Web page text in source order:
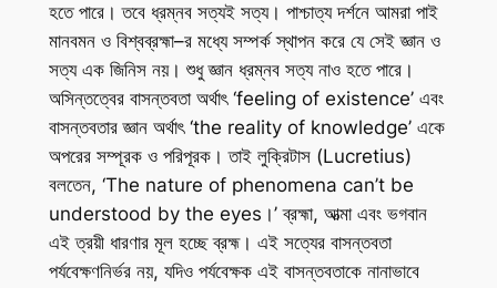
হতে পারে। তবে ধ্রম্নব সত্যই সত্য। পাশ্চাত্য দর্শনে আমরা পাই
মানবমন ও বিশ্বব্রহ্মা–র মধ্যে সম্পর্ক স্থাপন করে যে সেই জ্ঞান ও
সত্য এক জিনিস নয়। শুধু জ্ঞান ধ্রম্নব সত্য নাও হতে পারে।
অসিন্তত্বের বাসন্তবতা অর্থাৎ ‘feeling of existence’ এবং
বাসন্তবতার জ্ঞান অর্থাৎ ‘the reality of knowledge’ একে
অপরের সম্পূরক ও পরিপূরক। তাই লুক্রিটাস (Lucretius)
বলতেন, ‘The nature of phenomena can’t be
understood by the eyes।’ ব্রহ্মা, আত্মা এবং ভগবান
এই ত্রয়ী ধারণার মূল হচ্ছে ব্রহ্ম। এই সত্যের বাসন্তবতা
পর্যবেক্ষণনির্ভর নয়, যদিও পর্যবেক্ষক এই বাসন্তবতাকে নানাভাবে